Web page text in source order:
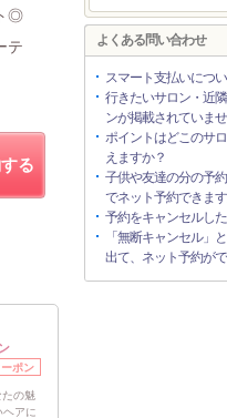
◎
テ
る
ーポン
の魅
アに
よくある問い合わせ
スマート支払いにつ
行きたいサロン・近
ンが掲載されていま
ポイントはどこのサ
えますか？
子供や友達の分の予
でネット予約できま
予約をキャンセルし
「無断キャンセル」
出て、ネット予約が